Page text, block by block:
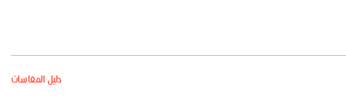
دليل المقاسات